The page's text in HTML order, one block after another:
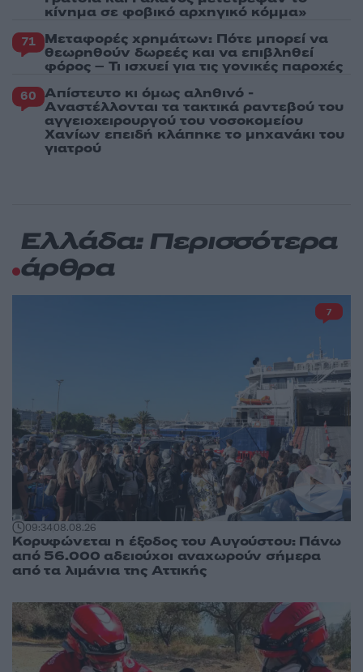
κίνημα σε φοβικό αρχηγικό κόμμα»
71 Μεταφορές χρημάτων: Πότε μπορεί να
θεωρηθούν δωρεές και να επιβληθεί
φόρος – Τι ισχυεί για τις γονικές παροχές
60 Απίστευτο κι όμως αληθινό -
Aναστέλλονται τα τακτικά ραντεβού του
αγγειοχειρουργού του νοσοκομείου
Χανίων επειδή κλάπηκε το μηχανάκι του
γιατρού
Ελλάδα: Περισσότερα
άρθρα
09:3408.08.26
Κορυφώνεται η έξοδος του Αυγούστου: Πάνω
από 56.000 αδειούχοι αναχωρούν σήμερα
από τα λιμάνια της Αττικής
7